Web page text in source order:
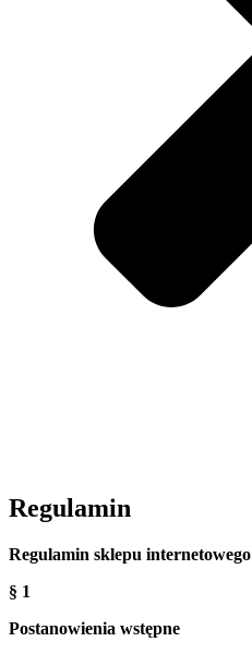
Regulamin
Regulamin sklepu internetowego
§ 1
Postanowienia wstępne